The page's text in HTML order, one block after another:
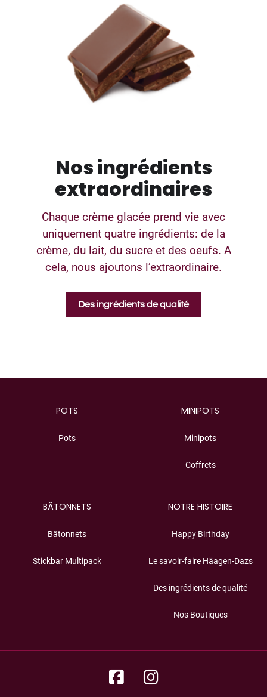
Nos ingrédients
extraordinaires
Chaque crème glacée prend vie avec
uniquement quatre ingrédients: de la
crème, du lait, du sucre et des oeufs. A
cela, nous ajoutons l’extraordinaire.
Des ingrédients de qualité
POTS
Pots
MINIPOTS
Minipots
Coffrets
BÂTONNETS
Bâtonnets
Stickbar Multipack
NOTRE HISTOIRE
Happy Birthday
Le savoir-faire Häagen-Dazs
Des ingrédients de qualité
Nos Boutiques